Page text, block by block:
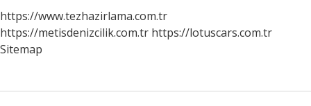
https://www.tezhazirlama.com.tr
https://metisdenizcilik.com.tr https://lotuscars.com.tr
Sitemap